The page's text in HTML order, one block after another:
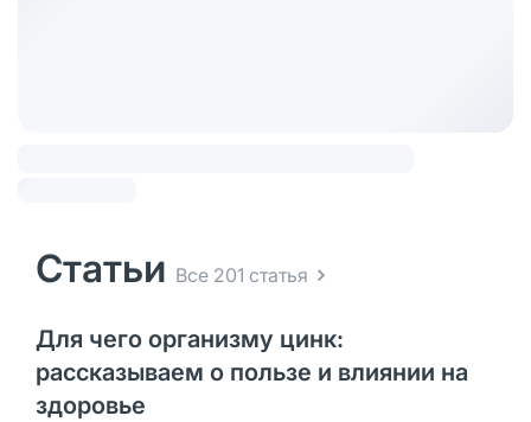
Статьи Все 201 статья
Для чего организму цинк:
рассказываем о пользе и влиянии на
здоровье